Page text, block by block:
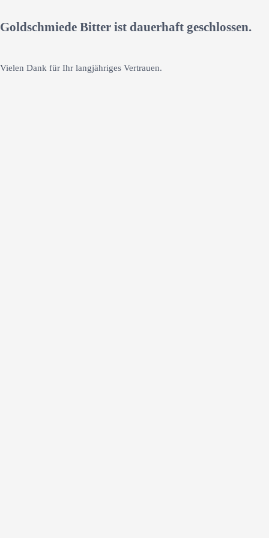
Goldschmiede Bitter ist dauerhaft geschlossen.
Vielen Dank für Ihr langjähriges Vertrauen.